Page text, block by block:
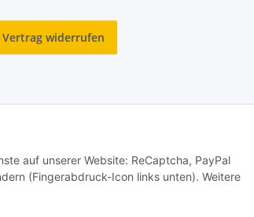
auf unserer Website: ReCaptcha, PayPal
(Fingerabdruck-Icon links unten). Weitere
Vertrag widerrufen